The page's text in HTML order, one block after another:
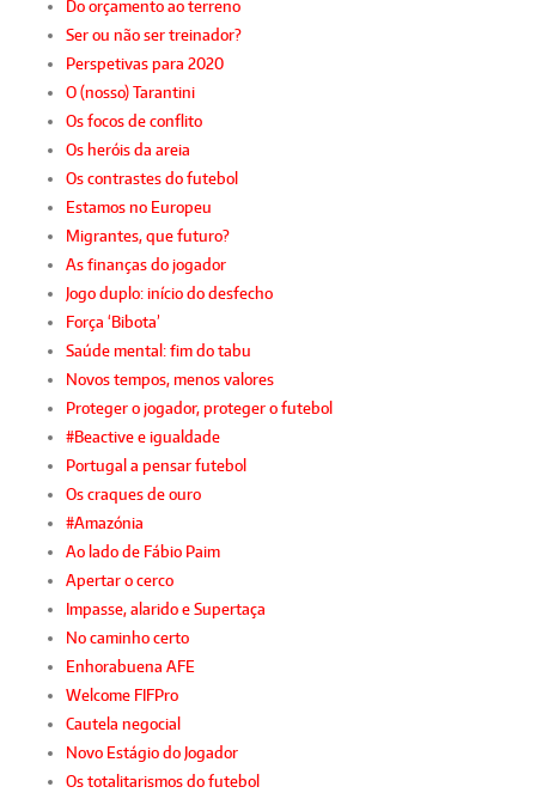
Do orçamento ao terreno
Ser ou não ser treinador?
Perspetivas para 2020
O (nosso) Tarantini
Os focos de conflito
Os heróis da areia
Os contrastes do futebol
Estamos no Europeu
Migrantes, que futuro?
As finanças do jogador
Jogo duplo: início do desfecho
Força ‘Bibota’
Saúde mental: fim do tabu
Novos tempos, menos valores
Proteger o jogador, proteger o futebol
#Beactive e igualdade
Portugal a pensar futebol
Os craques de ouro
#Amazónia
Ao lado de Fábio Paim
Apertar o cerco
Impasse, alarido e Supertaça
No caminho certo
Enhorabuena AFE
Welcome FIFPro
Cautela negocial
Novo Estágio do Jogador
Os totalitarismos do futebol